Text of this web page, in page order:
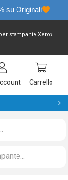
su Originali
stampante Xerox
Carrello